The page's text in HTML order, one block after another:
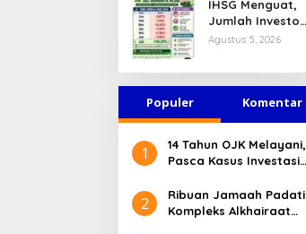
Jasa Keuangan
Tetap Terjaga
IHSG Menguat,
Jumlah Investor
Pasar Modal
Agustus 5, 2026
Populer Komentar
1
14 Tahun OJK Melayani,
Pasca Kasus Investasi
Sulteng Menilai Peran
OJK Sangat Penting
2
Ribuan Jamaah Padati
Kompleks Alkhairaat